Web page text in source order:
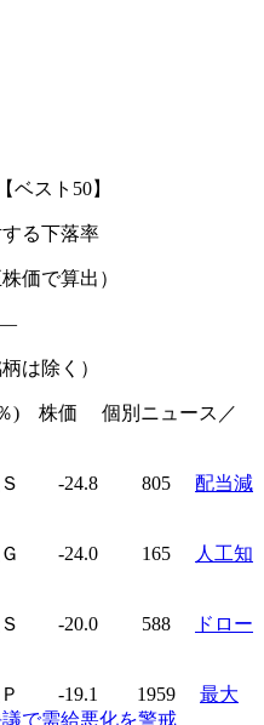
スト50】
る下落率
価で算出）
は除く）
価 個別ニュース／
Ｓ -24.8 805 配当減
証Ｇ -24.0 165
人工知
Ｓ -20.0 588
ドロー
証Ｐ -19.1 1959 最大
で需給悪化を警戒